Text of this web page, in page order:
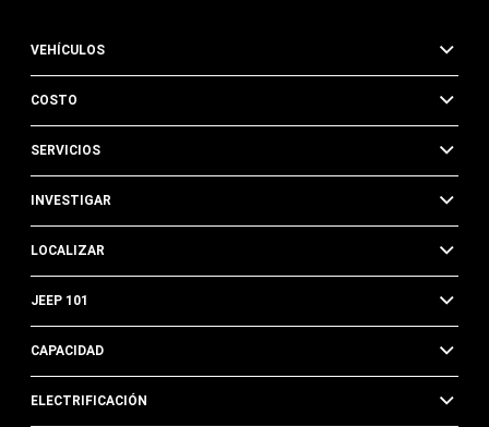
VEHÍCULOS
COSTO
SERVICIOS
INVESTIGAR
LOCALIZAR
JEEP 101
CAPACIDAD
ELECTRIFICACIÓN